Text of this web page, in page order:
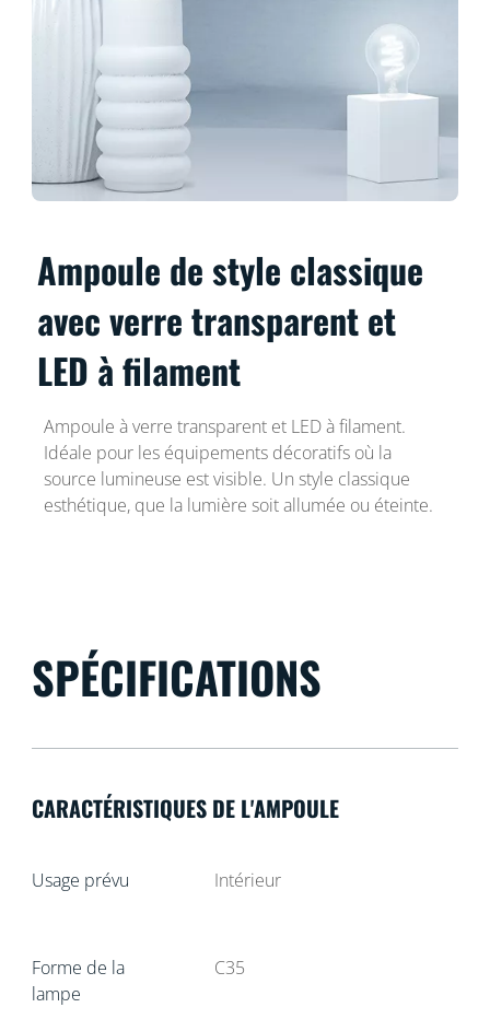
Ampoule de style classique
avec verre transparent et
LED à filament
Ampoule à verre transparent et LED à filament.
Idéale pour les équipements décoratifs où la
source lumineuse est visible. Un style classique
esthétique, que la lumière soit allumée ou éteinte.
SPÉCIFICATIONS
CARACTÉRISTIQUES DE L'AMPOULE
Usage prévu Intérieur
Forme de la
lampe
C35